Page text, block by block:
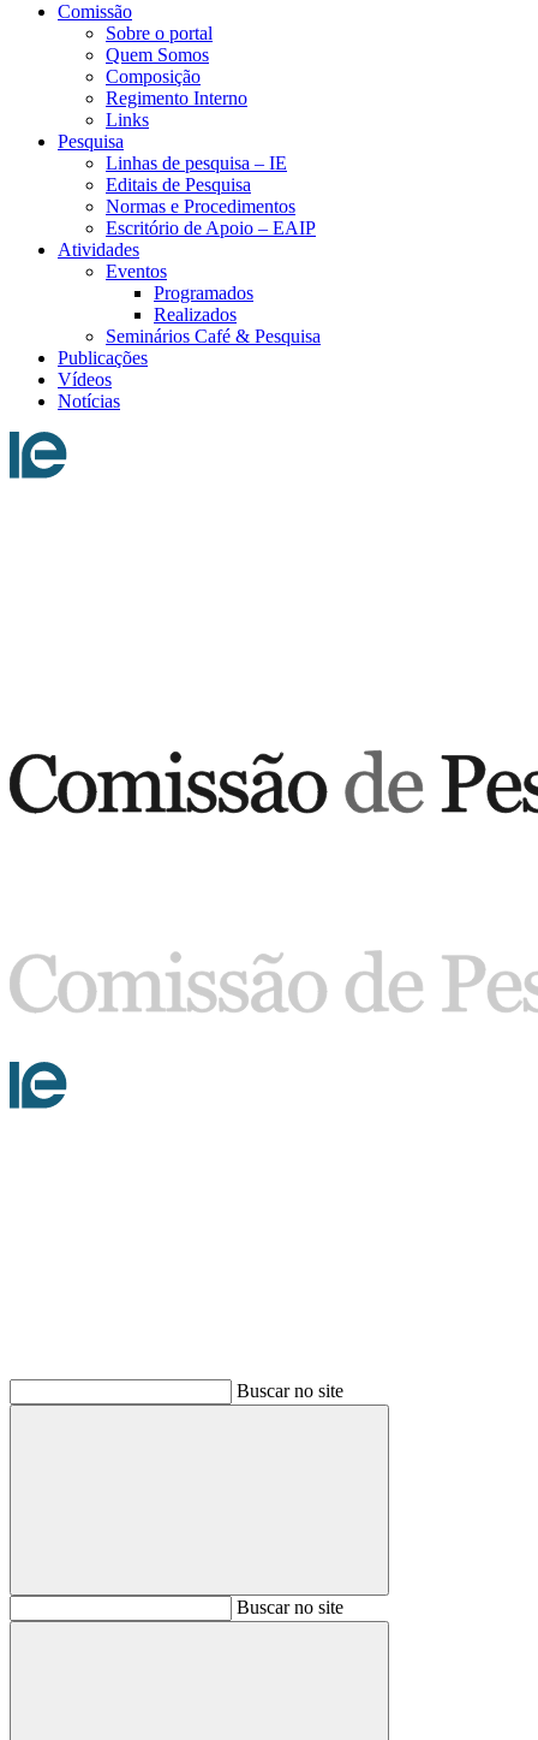
Comissão
Sobre o portal
Quem Somos
Composição
Regimento Interno
Links
Pesquisa
Linhas de pesquisa – IE
Editais de Pesquisa
Normas e Procedimentos
Escritório de Apoio – EAIP
Atividades
Eventos
Programados
Realizados
Seminários Café & Pesquisa
Publicações
Vídeos
Notícias
Buscar no site
BuscarBuscar no site